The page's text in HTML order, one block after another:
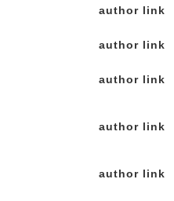
author link
author link
author link
author link
author link